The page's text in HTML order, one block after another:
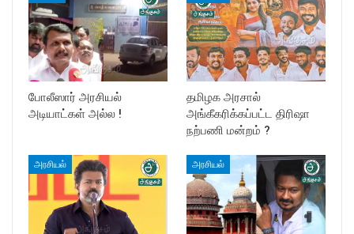
போலீஸார் அரசியல்
அடியாட்கள் அல்ல !
தமிழக அரசால்
அங்கீகரிக்கப்பட்ட திரிஷா
நற்பணி மன்றம் ?
அரசியல் அரசியல்